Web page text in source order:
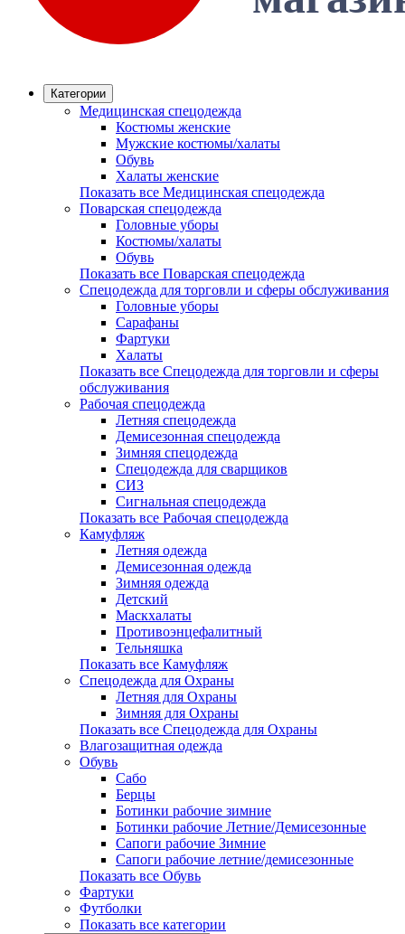
Категории
Медицинская спецодежда
Костюмы женские
Мужские костюмы/халаты
Обувь
Халаты женские
Показать все Медицинская спецодежда
Поварская спецодежда
Головные уборы
Костюмы/халаты
Обувь
Показать все Поварская спецодежда
Спецодежда для торговли и сферы обслуживания
Головные уборы
Сарафаны
Фартуки
Халаты
Показать все Спецодежда для торговли и сферы
обслуживания
Рабочая спецодежда
Летняя спецодежда
Демисезонная спецодежда
Зимняя спецодежда
Спецодежда для сварщиков
СИЗ
Сигнальная спецодежда
Показать все Рабочая спецодежда
Камуфляж
Летняя одежда
Демисезонная одежда
Зимняя одежда
Детский
Маскхалаты
Противоэнцефалитный
Тельняшка
Показать все Камуфляж
Спецодежда для Охраны
Летняя для Охраны
Зимняя для Охраны
Показать все Спецодежда для Охраны
Влагозащитная одежда
Обувь
Сабо
Берцы
Ботинки рабочие зимние
Ботинки рабочие Летние/Демисезонные
Сапоги рабочие Зимние
Сапоги рабочие летние/демисезонные
Показать все Обувь
Фартуки
Футболки
Показать все категории